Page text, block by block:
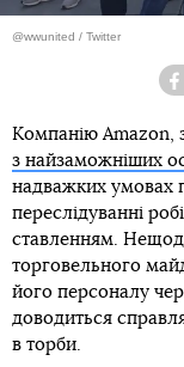
@wwunited / Twitter
Компанію Amazon,
з найзаможніших
надважких умовах
переслідуванні
ставленням.
торговельного
його персоналу
доводиться
в торби.